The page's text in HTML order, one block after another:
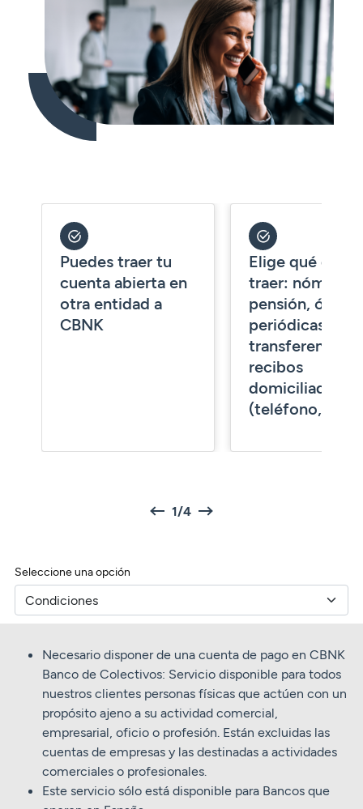
Seguros
Servicios
Expatriados
Planes de pensiones
Seguros
Servicios
ES
Puedes traer tu
cuenta abierta en
otra entidad a
CBNK
Elige qué
traer: nómina,
pensión,
periódicas de
transferencias
recibos
domiciliados
(teléfono, luz…)
Prev1/4 Next
Seleccione una opción
Necesario disponer de una cuenta de pago en CBNK
Banco de Colectivos: Servicio disponible para todos
nuestros clientes personas físicas que actúen con un
propósito ajeno a su actividad comercial,
empresarial, oficio o profesión. Están excluidas las
cuentas de empresas y las destinadas a actividades
comerciales o profesionales.
Este servicio sólo está disponible para Bancos que